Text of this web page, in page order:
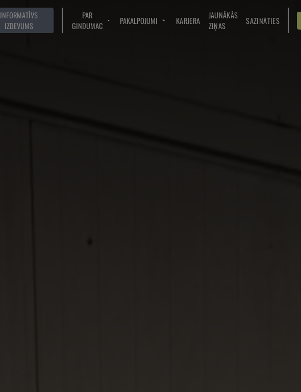
INFORMATĪVS
IZDEVUMS
PAR
GINDUMAC
PAKALPOJUMI KARJERA
JAUNĀKĀS
ZIŅAS
SAZINĀTIES